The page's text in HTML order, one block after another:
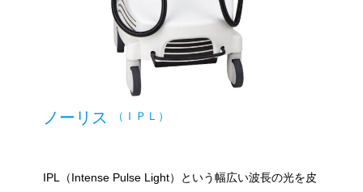
ノーリス （ＩＰＬ）
IPL（Intense Pulse Light）という幅広い波長の光を皮